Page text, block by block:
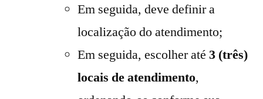
Em seguida, deve definir a
localização do atendimento;
Em seguida, escolher até 3 (três)
locais de atendimento,